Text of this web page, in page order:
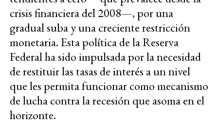
crisis financiera del 2008—, por una
gradual suba y una creciente restricción
monetaria. Esta política de la Reserva
Federal ha sido impulsada por la necesidad
de restituir las tasas de interés a un nivel
que les permita funcionar como mecanismo
de lucha contra la recesión que asoma en el
horizonte.